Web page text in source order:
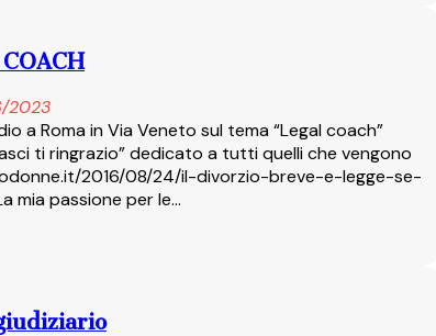
2023
a Roma in Via Veneto sul tema “Legal coach”
ti ringrazio” dedicato a tutti quelli che vengono
2016/08/24/il-divorzio-breve-e-legge-se-
mia passione per le…